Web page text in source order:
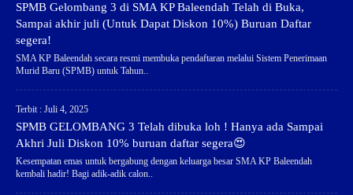
SPMB Gelombang 3 di SMA KP Baleendah Telah di Buka,
Sampai akhir juli (Untuk Dapat Diskon 10%) Buruan Daftar
segera!
SMA KP Baleendah secara resmi membuka pendaftaran melalui Sistem Penerimaan
Murid Baru (SPMB) untuk Tahun..
Terbit : Juli 4, 2025
SPMB GELOMBANG 3 Telah dibuka loh ! Hanya ada Sampai
Akhri Juli Diskon 10% buruan daftar segera😍
Kesempatan emas untuk bergabung dengan keluarga besar SMA KP Baleendah
kembali hadir! Bagi adik-adik calon..